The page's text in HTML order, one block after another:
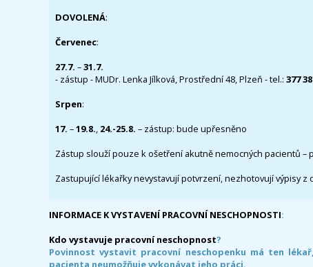
DOVOLENÁ:
Červenec:
27.7. –31.7.
- zástup - MUDr. Lenka Jílková, Prostřední 48, Plzeň - tel.: 377
Srpen:
17. –19.8., 24.-25.8. – zástup: bude upřesněno
Zástup slouží pouze k ošetření akutně nemocných pacientů
Zastupující lékařky nevystavují potvrzení, nezhotovují výpisy z
INFORMACE K VYSTAVENÍ PRACOVNÍ NESCHOPNOSTI:
Kdo vystavuje pracovní neschopnost?
Povinnost vystavit pracovní neschopenku má ten
pacienta neumožňuje vykonávat jeho práci.